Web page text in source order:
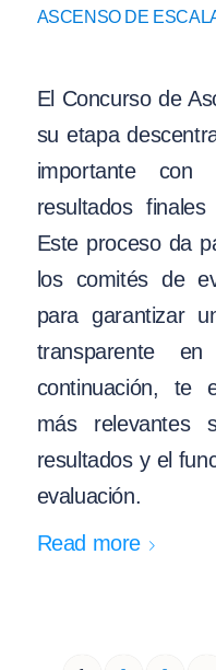
ASCENSO DE
El Concurso de
su etapa
importante
resultados
Este proceso da
los comités de
para garantizar
transparente
continuación, te
más relevantes
resultados y el
evaluación.
Read more